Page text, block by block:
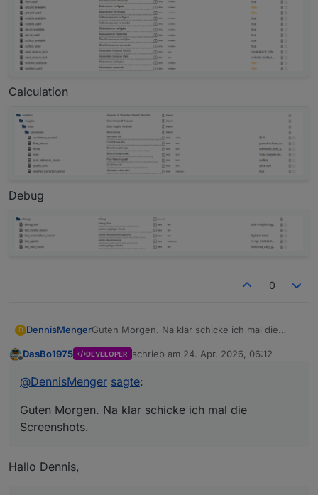
Calculation
Debug
0
D DennisMengerGuten Morgen. Na klar schicke ich mal die
Results
DasBo1975 DEVELOPER schrieb am 24. Apr. 2026, 06:12
zuletzt editiert von
@DennisMenger sagte:
Guten Morgen. Na klar schicke ich mal die
Screenshots.
Hallo Dennis,